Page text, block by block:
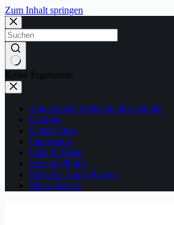
Zum Inhalt springen
Keine Ergebnisse
Angstvolles Verhalten überwinden
Cookies
Datenschutz
Impressum
Liste Phobien
Soziale Phobie
Spiel der Angst Karten
Zitate Ängste